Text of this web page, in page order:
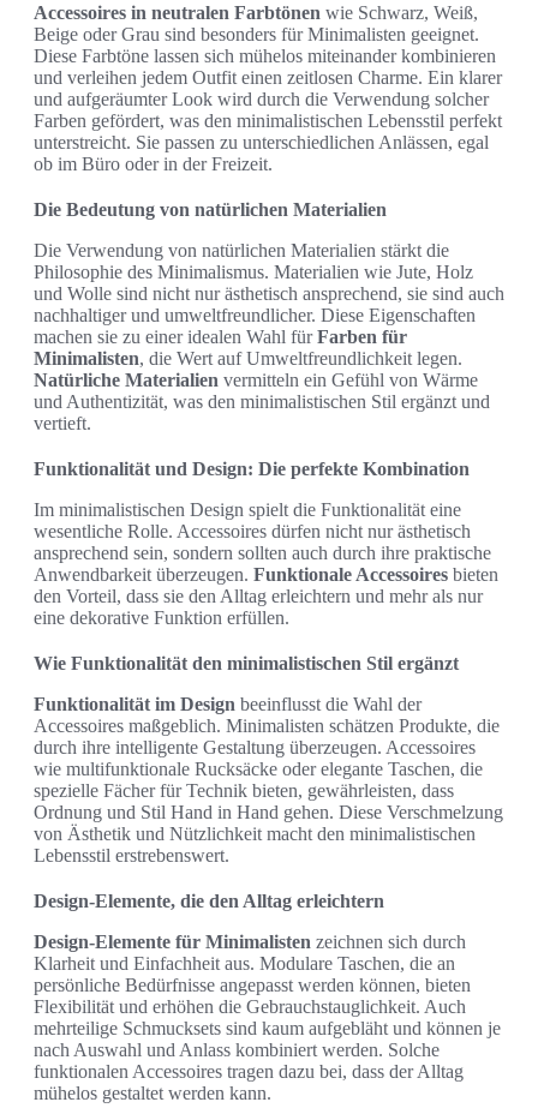
Accessoires in neutralen Farbtönen wie Schwarz, Weiß,
Beige oder Grau sind besonders für Minimalisten geeignet.
Diese Farbtöne lassen sich mühelos miteinander kombinieren
und verleihen jedem Outfit einen zeitlosen Charme. Ein klarer
und aufgeräumter Look wird durch die Verwendung solcher
Farben gefördert, was den minimalistischen Lebensstil perfekt
unterstreicht. Sie passen zu unterschiedlichen Anlässen, egal
ob im Büro oder in der Freizeit.
Die Bedeutung von natürlichen Materialien
Die Verwendung von natürlichen Materialien stärkt die
Philosophie des Minimalismus. Materialien wie Jute, Holz
und Wolle sind nicht nur ästhetisch ansprechend, sie sind auch
nachhaltiger und umweltfreundlicher. Diese Eigenschaften
machen sie zu einer idealen Wahl fürFarben für
Minimalisten, die Wert auf Umweltfreundlichkeit legen.
Natürliche Materialien vermitteln ein Gefühl von Wärme
und Authentizität, was den minimalistischen Stil ergänzt und
vertieft.
Funktionalität und Design: Die perfekte Kombination
Im minimalistischen Design spielt die Funktionalität eine
wesentliche Rolle. Accessoires dürfen nicht nur ästhetisch
ansprechend sein, sondern sollten auch durch ihre praktische
Anwendbarkeit überzeugen. Funktionale Accessoires bieten
den Vorteil, dass sie den Alltag erleichtern und mehr als nur
eine dekorative Funktion erfüllen.
Wie Funktionalität den minimalistischen Stil ergänzt
Funktionalität im Design beeinflusst die Wahl der
Accessoires maßgeblich. Minimalisten schätzen Produkte, die
durch ihre intelligente Gestaltung überzeugen. Accessoires
wie multifunktionale Rucksäcke oder elegante Taschen, die
spezielle Fächer für Technik bieten, gewährleisten, dass
Ordnung und Stil Hand in Hand gehen. Diese Verschmelzung
von Ästhetik und Nützlichkeit macht den minimalistischen
Lebensstil erstrebenswert.
Design-Elemente, die den Alltag erleichtern
Design-Elemente für Minimalisten zeichnen sich durch
Klarheit und Einfachheit aus. Modulare Taschen, die an
persönliche Bedürfnisse angepasst werden können, bieten
Flexibilität und erhöhen die Gebrauchstauglichkeit. Auch
mehrteilige Schmucksets sind kaum aufgebläht und können je
nach Auswahl und Anlass kombiniert werden. Solche
funktionalen Accessoires tragen dazu bei, dass der Alltag
mühelos gestaltet werden kann.